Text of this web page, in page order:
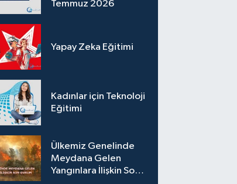
Temmuz 2026
Yapay Zeka Eğitimi
Kadınlar için Teknoloji
Eğitimi
Ülkemiz Genelinde
Meydana Gelen
Yangınlara İlişkin Son